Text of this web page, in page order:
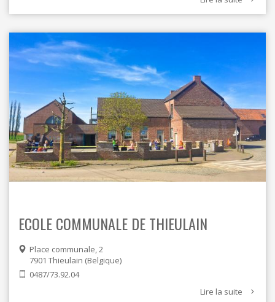
ECOLE COMMUNALE DE THIEULAIN
Place communale, 2
7901 Thieulain Belgique
0487/73.92.04
Lire la suite